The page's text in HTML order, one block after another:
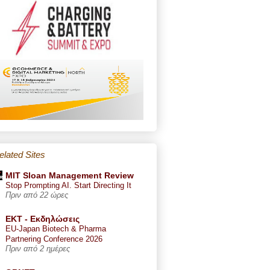
Sites
MIT Sloan Management Review
Stop Prompting AI. Start Directing It
Πριν από 22 ώρες
ΕΚΤ - Εκδηλώσεις
EU-Japan Biotech & Pharma
Partnering Conference 2026
Πριν από 2 ημέρες